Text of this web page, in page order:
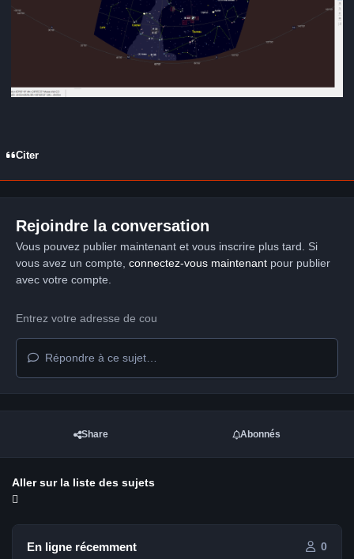
Citer
Rejoindre la conversation
Vous pouvez publier maintenant et vous inscrire plus tard. Si
vous avez un compte, connectez-vous maintenantpour publier
avec votre compte.
Répondre à ce sujet…
Share Abonnés
Aller sur la liste des sujets
En ligne récemment 0